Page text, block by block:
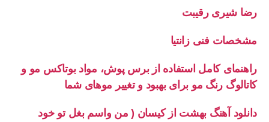
رضا شیری رقیبت
مشخصات فنی زانتیا
راهنمای کامل استفاده از برس پوش، مواد بوتاکس مو و
کاتالوگ رنگ مو برای بهبود و تغییر موهای شما
دانلود آهنگ بهشت از کیسان ( من واسم بغل تو خود